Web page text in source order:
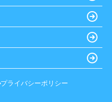
プライバシーポリシー